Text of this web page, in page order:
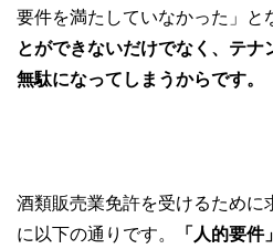
要件を満たしていなかった」と
とができないだけでなく、テ
無駄になってしまうからです。
酒類販売業免許を受けるために
に以下の通りです。
「人的要